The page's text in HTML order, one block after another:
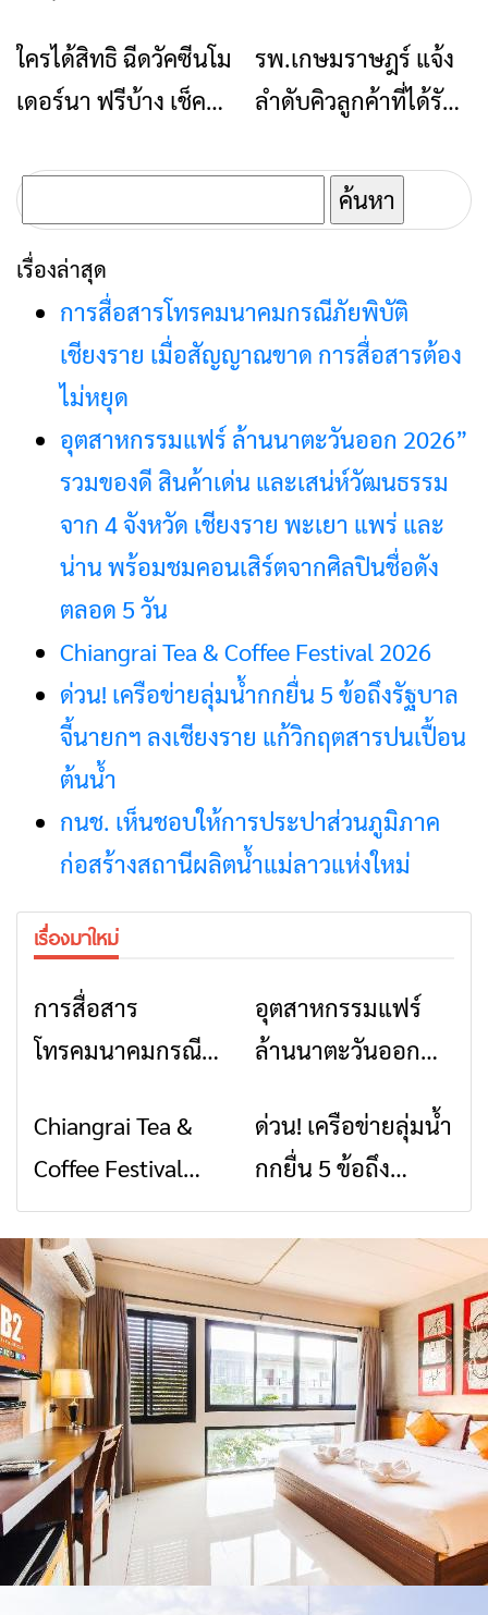
เลย
ข่าวเชียงราย
ใครได้สิทธิ ฉีดวัคซีนโม
เดอร์นา ฟรีบ้าง เช็ค
ข่าวเชียงราย
รพ.เกษมราษฎร์ แจ้ง
ลำดับคิวลูกค้าที่ได้รับ
จำนวน 12,500 โดส
ค้นหา
สำหรับ:
เรื่องล่าสุด
การสื่อสารโทรคมนาคมกรณีภัยพิบัติ
เชียงราย เมื่อสัญญาณขาด การสื่อสารต้อง
ไม่หยุด
อุตสาหกรรมแฟร์ ล้านนาตะวันออก 2026”
รวมของดี สินค้าเด่น และเสน่ห์วัฒนธรรม
จาก 4 จังหวัด เชียงราย พะเยา แพร่ และ
น่าน พร้อมชมคอนเสิร์ตจากศิลปินชื่อดัง
ตลอด 5 วัน
Chiangrai Tea & Coffee Festival 2026
ด่วน! เครือข่ายลุ่มน้ำกกยื่น 5 ข้อถึงรัฐบาล
จี้นายกฯ ลงเชียงราย แก้วิกฤตสารปนเปื้อน
ต้นน้ำ
กนช. เห็นชอบให้การประปาส่วนภูมิภาค
ก่อสร้างสถานีผลิตน้ำแม่ลาวแห่งใหม่
เรื่องมาใหม่
การสื่อสาร
โทรคมนาคมกรณีภัย
สัญญาณขาด การ
สื่อสารต้องไม่หยุด
ข่าวเชียงราย
อุตสาหกรรมแฟร์
ล้านนาตะวันออก
สินค้าเด่น และเสน่ห์
วัฒนธรรมจาก 4
จังหวัด เชียงราย
พะเยา แพร่ และ
น่าน พร้อมชม
คอนเสิร์ตจากศิลปิน
ชื่อดังตลอด 5 วัน
ข่าวเชียงราย
Chiangrai Tea &
Coffee Festival
2026
ข่าวเชียงราย
ด่วน! เครือข่ายลุ่มน้ำ
กกยื่น 5 ข้อถึง
รัฐบาล จี้นายกฯ ลง
เชียงราย แก้วิกฤต
สารปนเปื้อนต้นน้ำ